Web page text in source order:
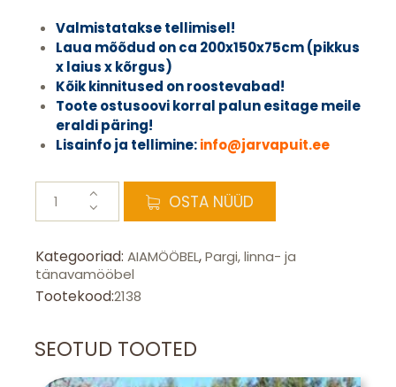
Valmistatakse tellimisel!
Laua mõõdud on ca 200x150x75cm (pikkus
x laius x kõrgus)
Kõik kinnitused on roostevabad!
Toote ostusoovi korral palun esitage meile
eraldi päring!
Lisainfo ja tellimine:info@jarvapuit.ee
Piknikulaud
DREAM
OSTA NÜÜD
Kategooriad: AIAMÖÖBEL,Pargi, linna- ja
tänavamööbel
Tootekood:2138
SEOTUD TOOTED